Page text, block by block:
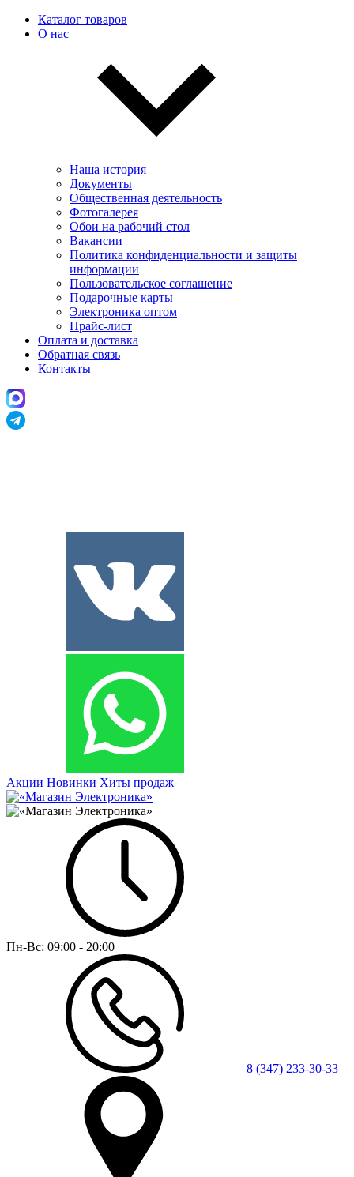
Каталог товаров
О нас
Наша история
Документы
Общественная деятельность
Фотогалерея
Обои на рабочий стол
Вакансии
Политика конфиденциальности и защиты
информации
Пользовательскоe соглашение
Подарочные карты
Электроника оптом
Прайс-лист
Оплата и доставка
Обратная связь
Контакты
Акции Новинки Хиты продаж
Пн-Вс: 09:00 - 20:00
8 (347) 233-30-33